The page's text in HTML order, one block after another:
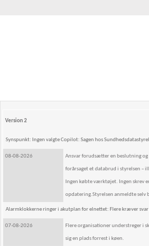
Version 2
Synspunkt: Ingen valgte Copilot: Sagen hos
08-08-2026 Ansvar forudsætter en beslutning
forårsaget et databrud i styrelsen –
Ingen købte værktøjet. Ingen skrev
opdatering.Styrelsen anmeldte
Alarmklokkerne ringer i akutplan for elnettet: Flere kræver
07-08-2026 Flere organisationer understreger i
sig en plads forrest i køen.